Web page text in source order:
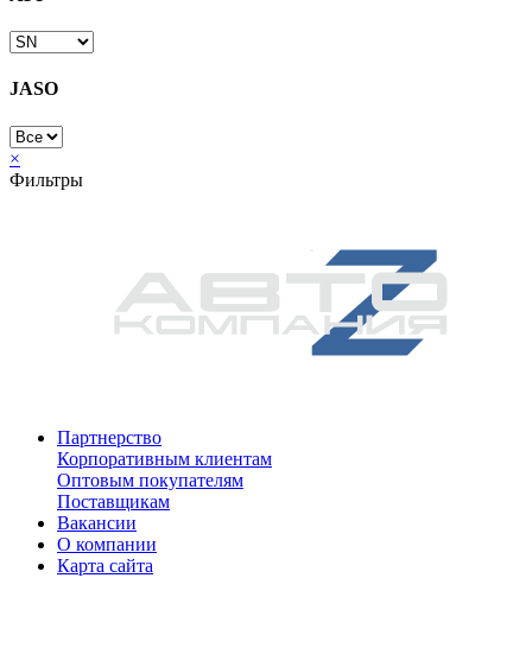
JASO
×
Фильтры
Партнерство
Корпоративным клиентам
Оптовым покупателям
Поставщикам
Вакансии
О компании
Карта сайта